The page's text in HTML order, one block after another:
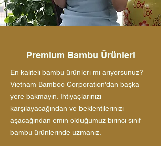
Premium Bambu Ürünleri
En kaliteli bambu ürünleri mi arıyorsunuz?
Vietnam Bamboo Corporation'dan başka
yere bakmayın. İhtiyaçlarınızı
karşılayacağından ve beklentilerinizi
aşacağından emin olduğumuz birinci sınıf
bambu ürünlerinde uzmanız.